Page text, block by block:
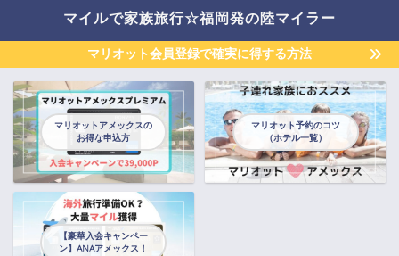
マイルで家族旅行☆福岡発の陸マイラー
マリオット会員登録で確実に得する方法
マリオットアメックスの
お得な申込方
マリオット予約のコツ
（ホテル一覧）
【豪華入会キャンペー
ン】ANAアメックス！